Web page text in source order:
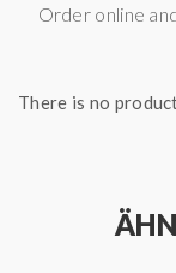
immensen 230
aus einer
wichtigsten
Outdoor-
Order online
There is no